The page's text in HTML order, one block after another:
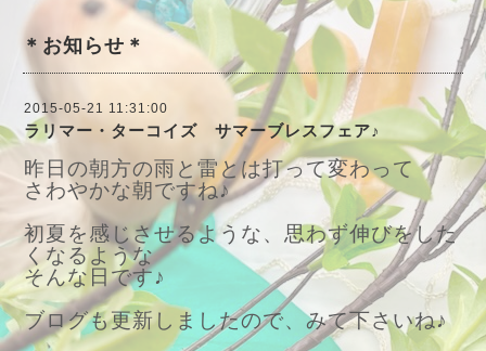
＊お知らせ＊
2015-05-21 11:31:00
ラリマー・ターコイズ サマーブレスフェア♪
昨日の朝方の雨と雷とは打って変わって
さわやかな朝ですね♪
初夏を感じさせるような、思わず伸びをした
くなるような
そんな日です♪
ブログも更新しましたので、みて下さいね♪